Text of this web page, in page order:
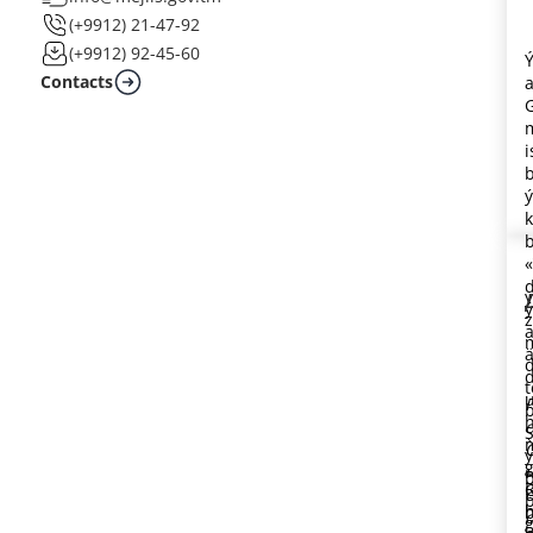
(+9912) 21-47-92
(+9912) 92-45-60
Contacts